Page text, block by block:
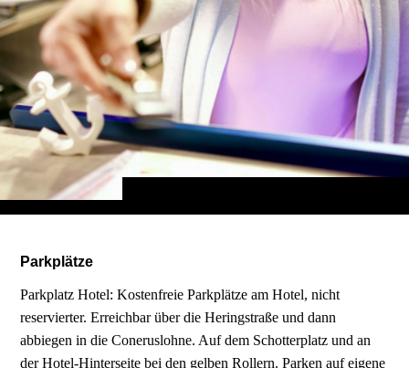
Parkplätze
Parkplatz Hotel: Kostenfreie Parkplätze am Hotel, nicht
reservierter. Erreichbar über die Heringstraße und dann
abbiegen in die Coneruslohne. Auf dem Schotterplatz und an
der Hotel-Hinterseite bei den gelben Rollern. Parken auf eigene